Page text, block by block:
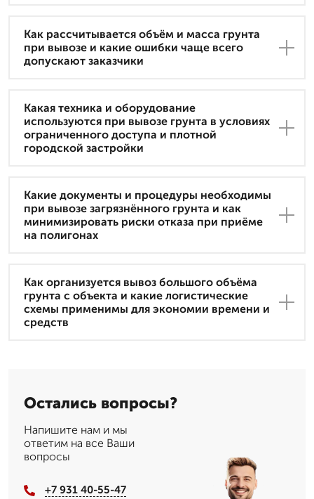
Как рассчитывается объём и масса грунта
при вывозе и какие ошибки чаще всего
допускают заказчики
Какая техника и оборудование
используются при вывозе грунта в условиях
ограниченного доступа и плотной
городской застройки
Какие документы и процедуры необходимы
при вывозе загрязнённого грунта и как
минимизировать риски отказа при приёме
на полигонах
Как организуется вывоз большого объёма
грунта с объекта и какие логистические
схемы применимы для экономии времени и
средств
Остались вопросы?
Напишите нам и мы
ответим на все Ваши
вопросы
+7 931 40-55-47